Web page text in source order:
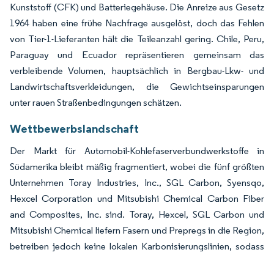
Kunststoff (CFK) und Batteriegehäuse. Die Anreize aus Gesetz
1964 haben eine frühe Nachfrage ausgelöst, doch das Fehlen
von Tier-1-Lieferanten hält die Teileanzahl gering. Chile, Peru,
Paraguay und Ecuador repräsentieren gemeinsam das
verbleibende Volumen, hauptsächlich in Bergbau-Lkw- und
Landwirtschaftsverkleidungen, die Gewichtseinsparungen
unter rauen Straßenbedingungen schätzen.
Wettbewerbslandschaft
Der Markt für Automobil-Kohlefaserverbundwerkstoffe in
Südamerika bleibt mäßig fragmentiert, wobei die fünf größten
Unternehmen Toray Industries, Inc., SGL Carbon, Syensqo,
Hexcel Corporation und Mitsubishi Chemical Carbon Fiber
and Composites, Inc. sind. Toray, Hexcel, SGL Carbon und
Mitsubishi Chemical liefern Fasern und Prepregs in die Region,
betreiben jedoch keine lokalen Karbonisierungslinien, sodass